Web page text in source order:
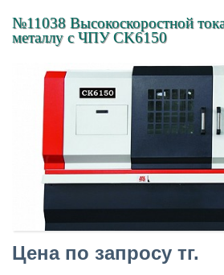
№11038 Высокоскоростной
металлу с ЧПУ CK6150
Цена по запросу тг.